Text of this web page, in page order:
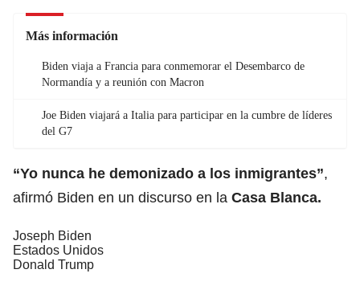
Más información
Biden viaja a Francia para conmemorar el Desembarco de
Normandía y a reunión con Macron
Joe Biden viajará a Italia para participar en la cumbre de líderes
del G7
“Yo nunca he demonizado a los inmigrantes”,
afirmó Biden en un discurso en la Casa Blanca.
Joseph Biden
Estados Unidos
Donald Trump